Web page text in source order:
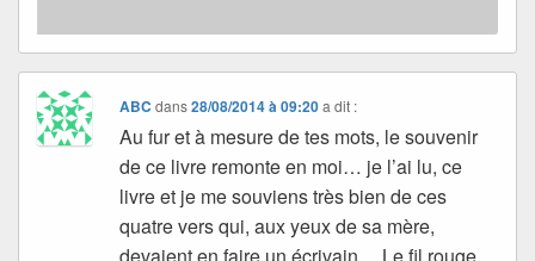
ABC dans28/08/2014 à 09:20 a dit :
Au fur et à mesure de tes mots, le souvenir
de ce livre remonte en moi… je l’ai lu, ce
livre et je me souviens très bien de ces
quatre vers qui, aux yeux de sa mère,